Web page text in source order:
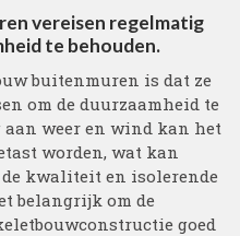
vereisen regelmatig
te behouden.
buitenmuren is dat ze
om de duurzaamheid te
weer en wind kan het
worden, wat kan
kwaliteit en isolerende
belangrijk om de
goed